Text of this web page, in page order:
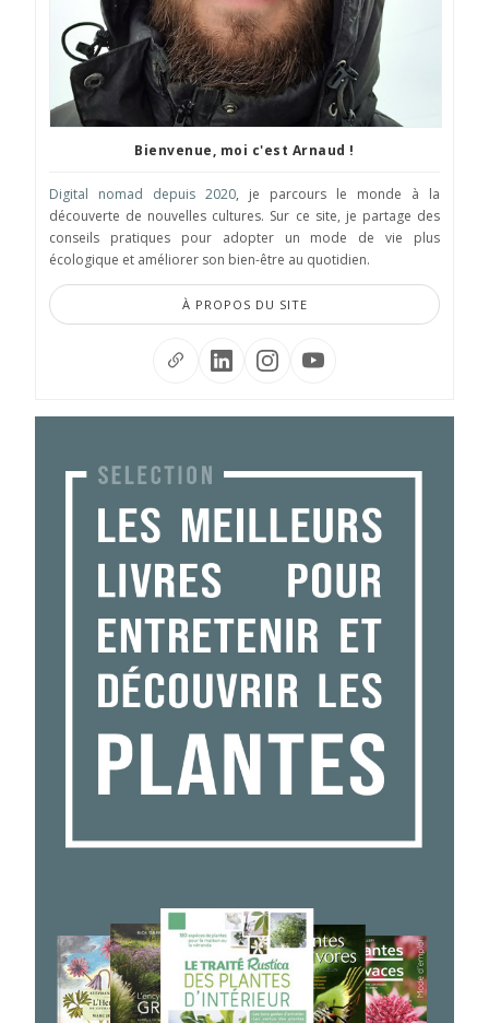
Bienvenue, moi c'est Arnaud !
Digital nomad depuis 2020, je parcours le monde à la
découverte de nouvelles cultures. Sur ce site, je partage des
conseils pratiques pour adopter un mode de vie plus
écologique et améliorer son bien-être au quotidien.
À PROPOS DU SITE